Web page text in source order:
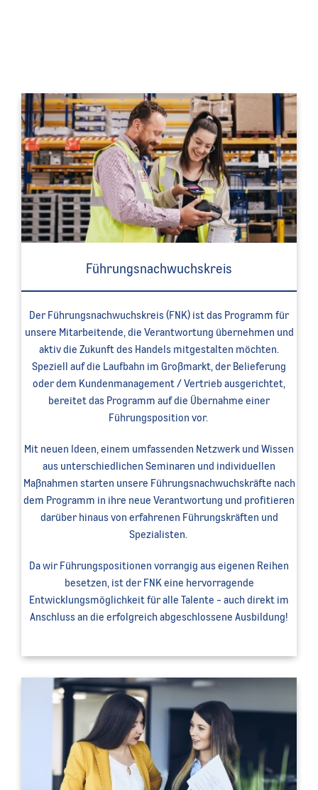
Führungsnachwuchskreis
Der Führungsnachwuchskreis (FNK) ist das Programm für
unsere Mitarbeitende, die Verantwortung übernehmen und
aktiv die Zukunft des Handels mitgestalten möchten.
Speziell auf die Laufbahn im Großmarkt, der Belieferung
oder dem Kundenmanagement / Vertrieb ausgerichtet,
bereitet das Programm auf die Übernahme einer
Führungsposition vor.
Mit neuen Ideen, einem umfassenden Netzwerk und Wissen
aus unterschiedlichen Seminaren und individuellen
Maßnahmen starten unsere Führungsnachwuchskräfte nach
dem Programm in ihre neue Verantwortung und profitieren
darüber hinaus von erfahrenen Führungskräften und
Spezialisten.
Da wir Führungspositionen vorrangig aus eigenen Reihen
besetzen, ist der FNK eine hervorragende
Entwicklungsmöglichkeit für alle Talente - auch direkt im
Anschluss an die erfolgreich abgeschlossene Ausbildung!